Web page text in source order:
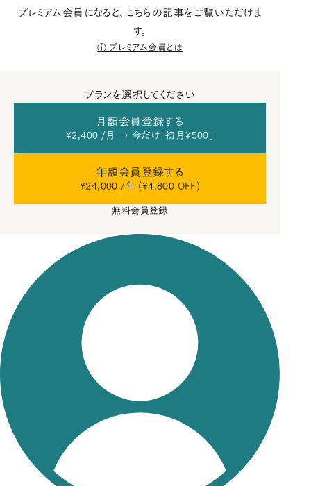
プレミアム会員になると、こちらの記事をご覧いただけま
す。
プレミアム会員とは
プランを選択してください
月額会員登録する
¥2,400 /月 → 今だけ「初月¥500」
年額会員登録する
¥24,000 /年 (¥4,800 OFF)
無料会員登録